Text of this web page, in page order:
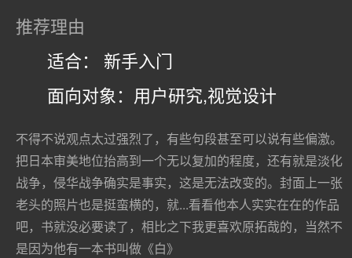
推荐理由
适合： 新手入门
面向对象：用户研究,视觉设计
不得不说观点太过强烈了，有些句段甚至可以说有些偏激。
把日本审美地位抬高到一个无以复加的程度，还有就是淡化
战争，侵华战争确实是事实，这是无法改变的。封面上一张
老头的照片也是挺蛮横的，就...看看他本人实实在在的作品
吧，书就没必要读了，相比之下我更喜欢原拓哉的，当然不
是因为他有一本书叫做《白》